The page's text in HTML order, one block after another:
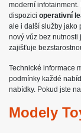
moderní
dispozici operativní
ale i další služby jako
nový vůz bez nutnosti
zajišťuje
Technické informace
podmínky každé
nabídky. Pokud jste
Modely